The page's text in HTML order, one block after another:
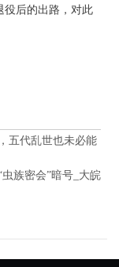
役后的出路，对此
五代乱世也未必能
族密会”暗号_大皖